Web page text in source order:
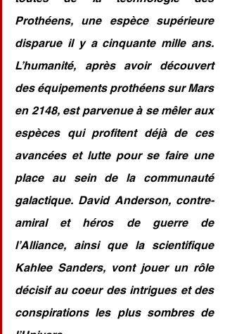
Prothéens, une espèce supérieure
disparue il y a cinquante mille ans.
L’humanité, après avoir découvert
des équipements prothéens sur Mars
en 2148, est parvenue à se mêler aux
espèces qui profitent déjà de ces
avancées et lutte pour se faire une
place au sein de la communauté
galactique. David Anderson, contre-
amiral et héros de guerre de
l’Alliance, ainsi que la scientifique
Kahlee Sanders, vont jouer un rôle
décisif au coeur des intrigues et des
conspirations les plus sombres de